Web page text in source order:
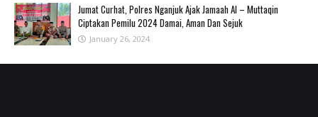
Jumat Curhat, Polres Nganjuk Ajak Jamaah Al – Muttaqin
Ciptakan Pemilu 2024 Damai, Aman Dan Sejuk
January 26, 2024